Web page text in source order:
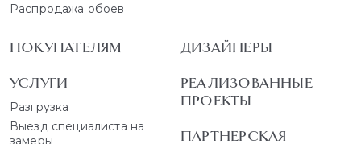
Распродажа обоев
ПОКУПАТЕЛЯМ
УСЛУГИ
Разгрузка
Выезд специалиста на
замеры
ДИЗАЙНЕРЫ
РЕАЛИЗОВАННЫЕ
ПРОЕКТЫ
ПАРТНЕРСКАЯ